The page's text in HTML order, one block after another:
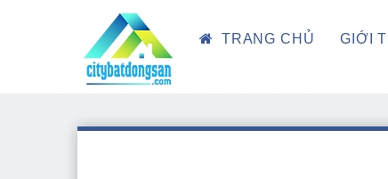
TRANG CHỦ GIỚI